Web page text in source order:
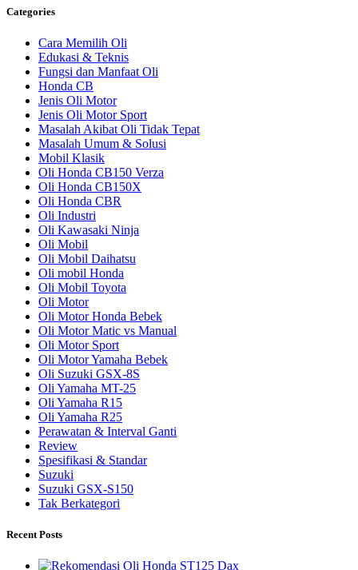
Categories
Cara Memilih Oli
Edukasi & Teknis
Fungsi dan Manfaat Oli
Honda CB
Jenis Oli Motor
Jenis Oli Motor Sport
Masalah Akibat Oli Tidak Tepat
Masalah Umum & Solusi
Mobil Klasik
Oli Honda CB150 Verza
Oli Honda CB150X
Oli Honda CBR
Oli Industri
Oli Kawasaki Ninja
Oli Mobil
Oli Mobil Daihatsu
Oli mobil Honda
Oli Mobil Toyota
Oli Motor
Oli Motor Honda Bebek
Oli Motor Matic vs Manual
Oli Motor Sport
Oli Motor Yamaha Bebek
Oli Suzuki GSX-8S
Oli Yamaha MT-25
Oli Yamaha R15
Oli Yamaha R25
Perawatan & Interval Ganti
Review
Spesifikasi & Standar
Suzuki
Suzuki GSX-S150
Tak Berkategori
Recent Posts